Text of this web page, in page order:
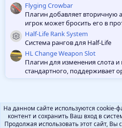
Flyging Crowbar
Плагин добавляет вторичную
игрок может бросить его в
Иконка ресурса
Half-Life Rank System
Система рангов для Half-Life
HL Change Weapon Slot
Плагин для изменения слота
стандартного, поддерживает
На данном сайте используются cookie-
контент и сохранить Ваш вход в
Продолжая использовать этот сайт, Вы